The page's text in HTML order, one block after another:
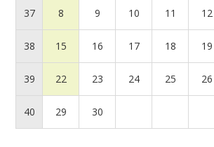
37 8 9 10 11 12
38 15 16 17 18 19
39 22 23 24 25 26
40 29 30